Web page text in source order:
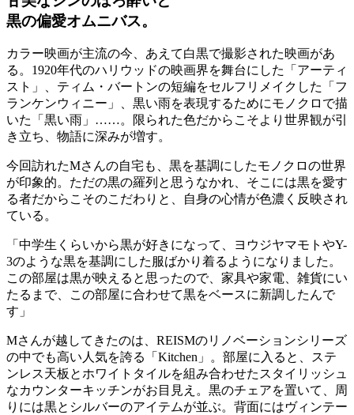
黒の偏愛オムニバス。
カラー映画が主流の今、あえて白黒で撮影された映画があ
る。1920年代のハリウッドの映画界を舞台にした「アーティ
スト」、ティム・バートンの短編をセルフリメイクした「フ
ランケンウィニー」、黒い雨を表現するためにモノクロで描
いた「黒い雨」……。限られた色だからこそより世界観が引
き立ち、物語に深みが増す。
今回訪れたMさんの自宅も、黒を基調にしたモノクロの世界
が印象的。ただの黒の羅列と思うなかれ、そこには黒を愛す
る者だからこそのこだわりと、自身の心情が色濃く反映され
ている。
「中学生くらいから黒が好きになって、ヨウジヤマモトやY-
3のような黒を基調にした服ばかり着るようになりました。
この部屋は黒が映えると思ったので、家具や家電、雑貨にい
たるまで、この部屋に合わせて黒をベースに新調したんで
す」
Mさんが越してきたのは、REISMのリノベーションシリーズ
の中でも高い人気を誇る「Kitchen」。部屋に入ると、ステ
ンレス天板とホワイトタイルを組み合わせたスタイリッシュ
なカウンターキッチンがお目見え。黒のチェアを置いて、周
りには黒とシルバーのアイテムが並ぶ。背面にはヴィンテー